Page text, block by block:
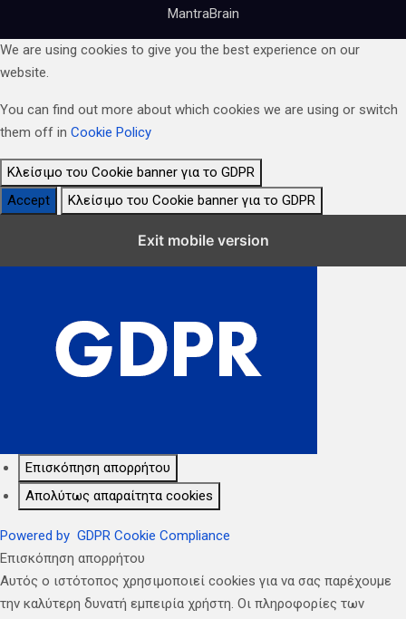
MantraBrain
We are using cookies to give you the best experience on our
website.
You can find out more about which cookies we are using or switch
them off in Cookie Policy
Κλείσιμο του Cookie banner για το GDPR
Accept
Κλείσιμο του Cookie banner για το GDPR
Exit mobile version
Επισκόπηση απορρήτου
Απολύτως απαραίτητα cookies
Powered by GDPR Cookie Compliance
Επισκόπηση απορρήτου
Αυτός ο ιστότοπος χρησιμοποιεί cookies για να σας παρέχουμε
την καλύτερη δυνατή εμπειρία χρήστη. Οι πληροφορίες των